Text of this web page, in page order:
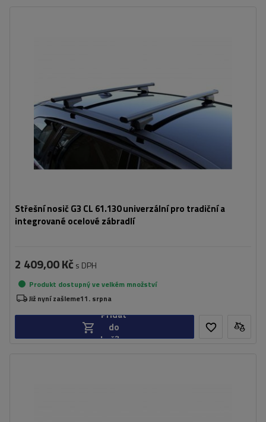
Střešní nosič G3 CL 61.130 univerzální pro tradiční a
integrované ocelové zábradlí
2 409,00 Kč s DPH
Produkt dostupný ve velkém množství
Již nyní zašleme11. srpna
Přidat
do
košíku